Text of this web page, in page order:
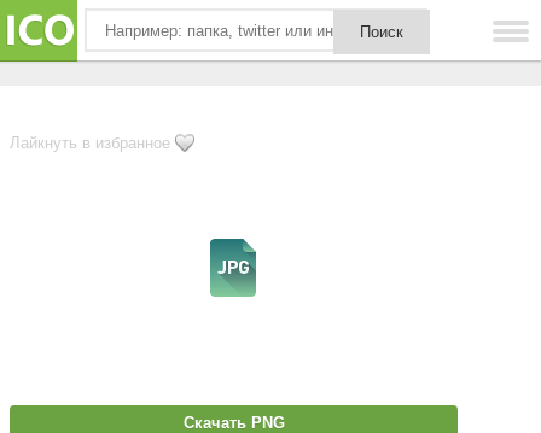
Лайкнуть в избранное
Скачать PNG